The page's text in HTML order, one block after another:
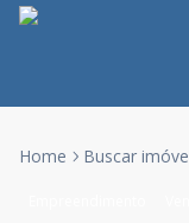
Home Buscar